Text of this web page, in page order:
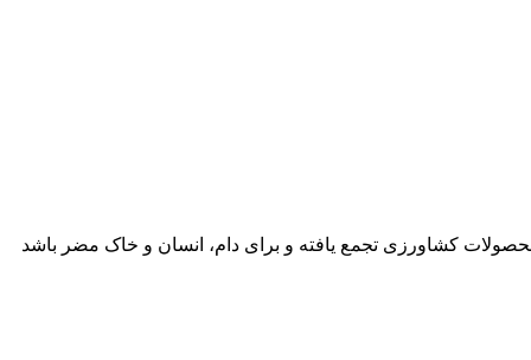
کشاورزی تجمع یافته و برای دام، انسان و خاک مضر باشد